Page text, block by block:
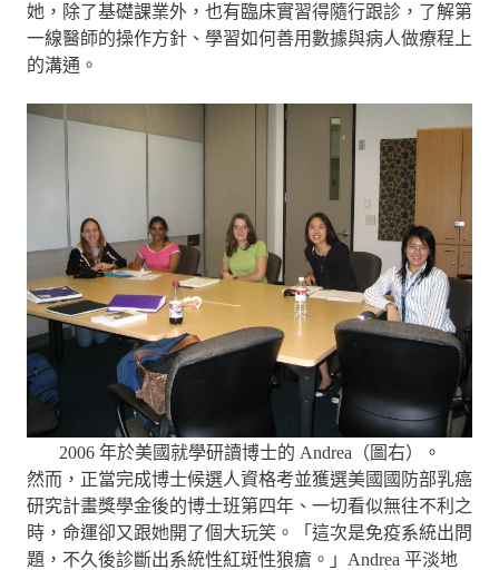
她，除了基礎課業外，也有臨床實習得隨行跟診，了解第
一線醫師的操作方針、學習如何善用數據與病人做療程上
的溝通。
2006 年於美國就學研讀博士的 Andrea（圖右）。
然而，正當完成博士候選人資格考並獲選美國國防部乳癌
研究計畫獎學金後的博士班第四年、一切看似無往不利之
時，命運卻又跟她開了個大玩笑。「這次是免疫系統出問
題，不久後診斷出系統性紅斑性狼瘡。」Andrea 平淡地